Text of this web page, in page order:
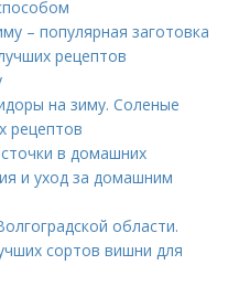
– популярная заготовка
рецептов
на зиму. Соленые
рецептов
в домашних
и уход за домашним
области.
сортов вишни для